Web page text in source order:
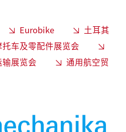
Eurobike
土耳其
托车及零配件展览会
展览会
通用航空贸